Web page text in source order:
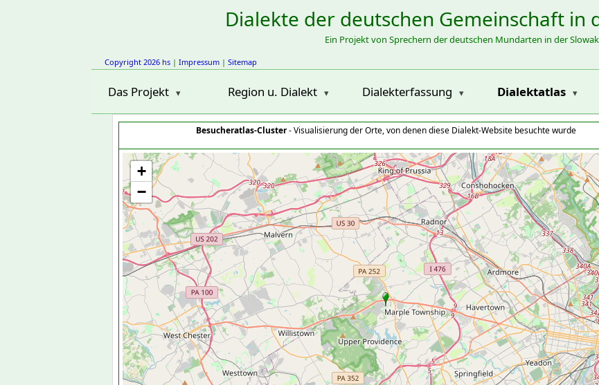
Dialekte der deutschen Gemeinschaft in
Ein Projekt von Sprechern der deutschen Mundarten in der
Copyright 2026 hs | Impressum | Sitemap
Das Projekt Region u. Dialekt Dialekterfassung Dialektatlas
Besucheratlas-Cluster- Visualisierung der Orte, von denen diese Dialekt-Website besuchte wurde
+
−